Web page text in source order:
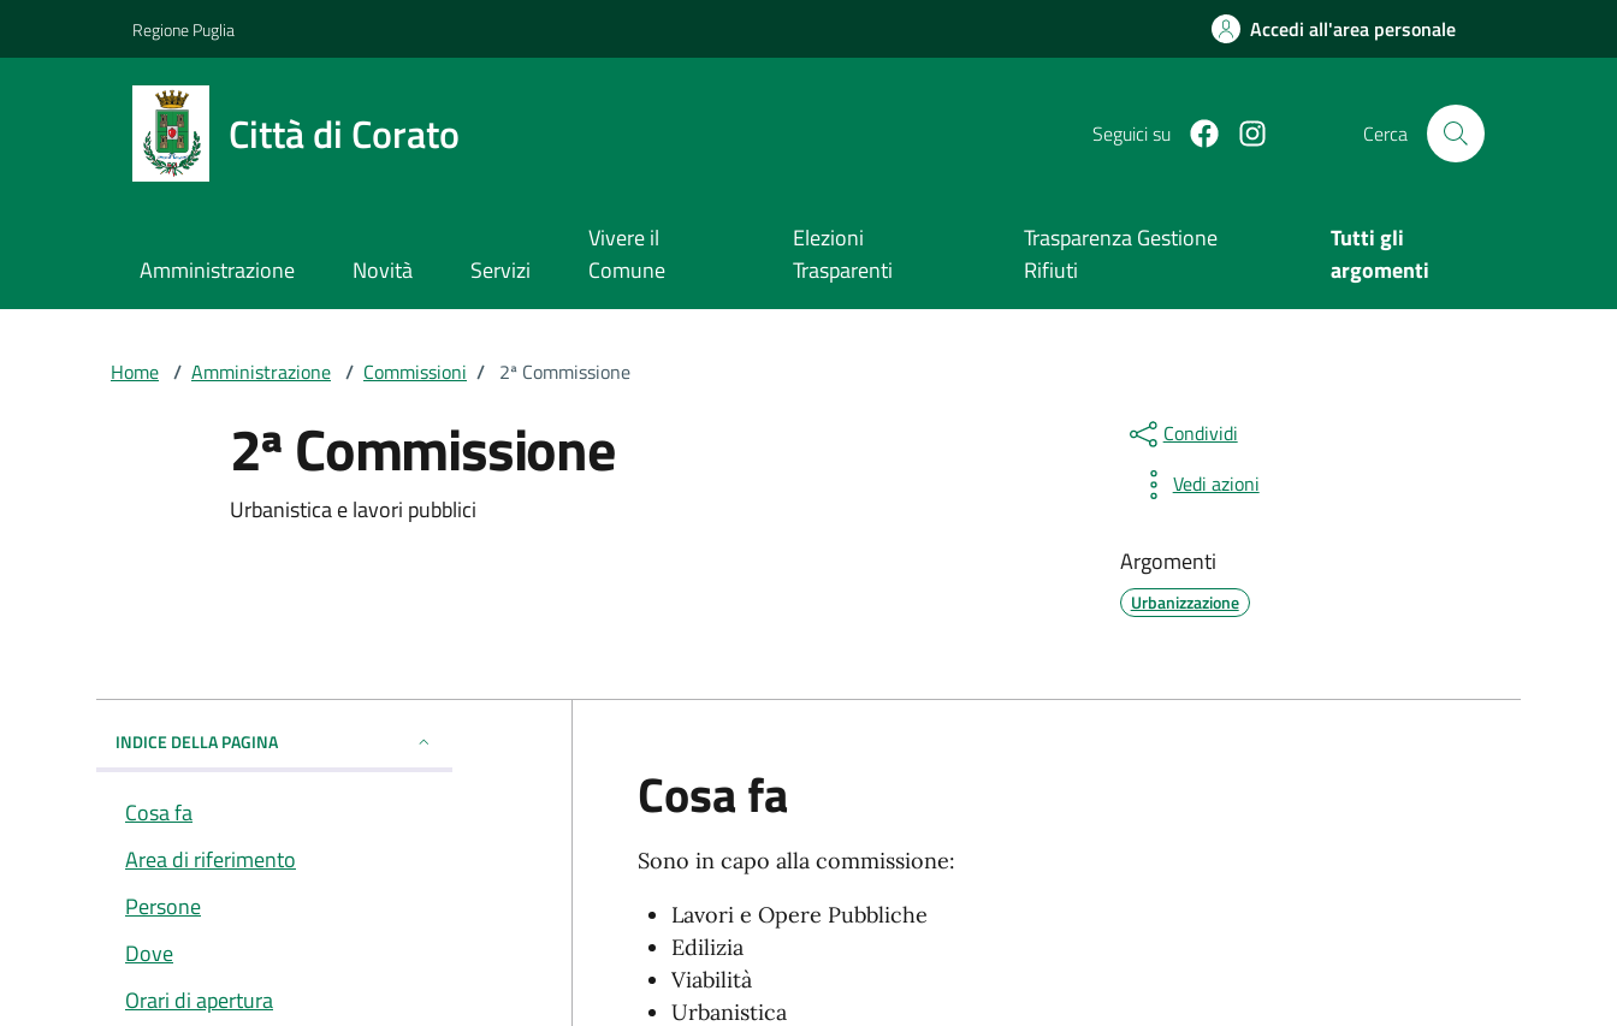
Regione Puglia Accedi all'area personale
Città di Corato Seguici su FacebookInstagram Cerca
Amministrazione Novità Servizi
Vivere il
Comune
Elezioni
Trasparenti
Trasparenza Gestione
Rifiuti
Tutti gli
argomenti
Home / Amministrazione / Commissioni / 2ª Commissione
2ª Commissione
Urbanistica e lavori pubblici
Condividi
Vedi azioni
Argomenti
Urbanizzazione
INDICE DELLA PAGINA
Cosa fa
Area di riferimento
Persone
Dove
Orari di apertura
Cosa fa
Sono in capo alla commissione:
Lavori e Opere Pubbliche
Edilizia
Viabilità
Urbanistica